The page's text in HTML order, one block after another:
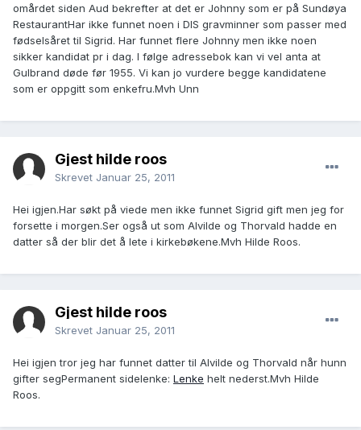
omårdet siden Aud bekrefter at det er Johnny som er på Sundøya
RestaurantHar ikke funnet noen i DIS gravminner som passer med
fødselsåret til Sigrid. Har funnet flere Johnny men ikke noen
sikker kandidat pr i dag. I følge adressebok kan vi vel anta at
Gulbrand døde før 1955. Vi kan jo vurdere begge kandidatene
som er oppgitt som enkefru.Mvh Unn
Gjest hilde roos
Skrevet Januar 25, 2011
Hei igjen.Har søkt på viede men ikke funnet Sigrid gift men jeg for
forsette i morgen.Ser også ut som Alvilde og Thorvald hadde en
datter så der blir det å lete i kirkebøkene.Mvh Hilde Roos.
Gjest hilde roos
Skrevet Januar 25, 2011
Hei igjen tror jeg har funnet datter til Alvilde og Thorvald når hunn
gifter segPermanent sidelenke: Lenke helt nederst.Mvh Hilde
Roos.